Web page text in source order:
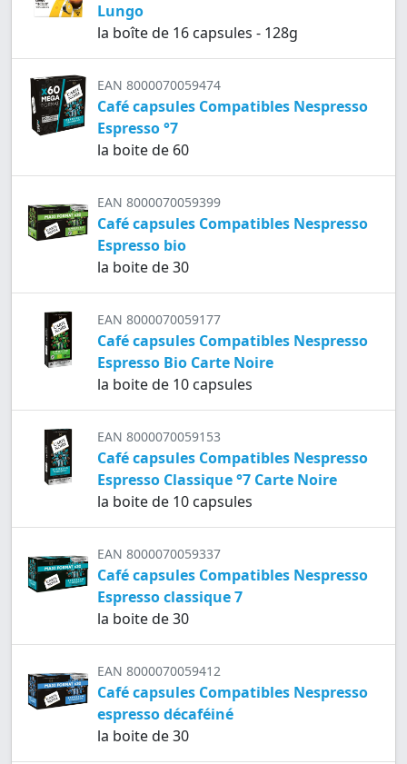
Lungo
la boîte de 16 capsules - 128g
EAN 8000070059474
Café capsules Compatibles Nespresso
Espresso °7
la boite de 60
EAN 8000070059399
Café capsules Compatibles Nespresso
Espresso bio
la boite de 30
EAN 8000070059177
Café capsules Compatibles Nespresso
Espresso Bio Carte Noire
la boite de 10 capsules
EAN 8000070059153
Café capsules Compatibles Nespresso
Espresso Classique °7 Carte Noire
la boite de 10 capsules
EAN 8000070059337
Café capsules Compatibles Nespresso
Espresso classique 7
la boite de 30
EAN 8000070059412
Café capsules Compatibles Nespresso
espresso décaféiné
la boite de 30